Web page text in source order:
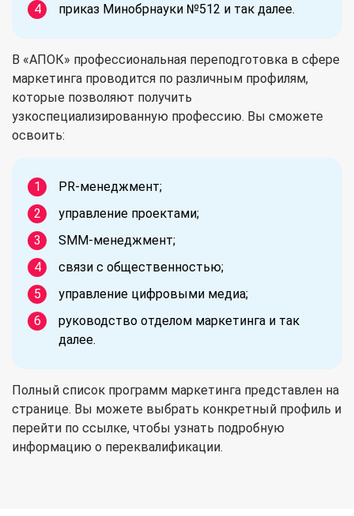
приказ Минобрнауки №512 и так далее.
В «АПОК» профессиональная переподготовка в сфере
маркетинга проводится по различным профилям,
которые позволяют получить
узкоспециализированную профессию. Вы сможете
освоить:
PR-менеджмент;
управление проектами;
SMM-менеджмент;
связи с общественностью;
управление цифровыми медиа;
руководство отделом маркетинга и так
далее.
Полный список программ маркетинга представлен на
странице. Вы можете выбрать конкретный профиль и
перейти по ссылке, чтобы узнать подробную
информацию о переквалификации.